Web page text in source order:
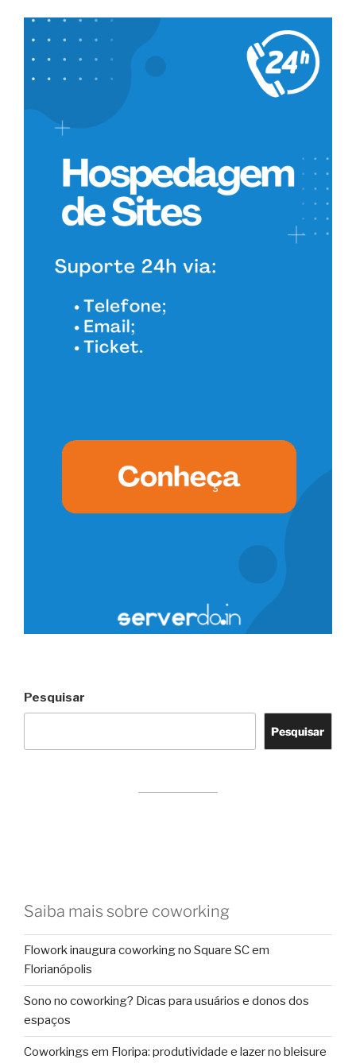
Pesquisar
Pesquisar
Saiba mais sobre coworking
Flowork inaugura coworking no Square SC em
Florianópolis
Sono no coworking? Dicas para usuários e donos dos
espaços
Coworkings em Floripa: produtividade e lazer no bleisure